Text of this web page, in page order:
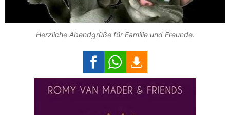
Herzliche Abendgrüße für Familie und Freunde.